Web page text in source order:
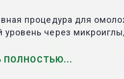
процедура для
через
ПОЛНОСТЬЮ